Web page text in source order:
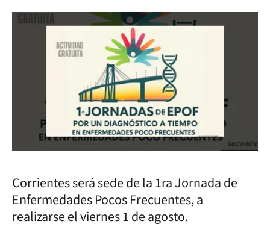
Corrientes será sede de la 1ra Jornada de
Enfermedades Pocos Frecuentes, a
realizarse el viernes 1 de agosto.